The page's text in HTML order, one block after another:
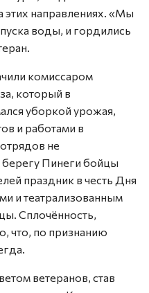
этих направлениях. «Мы
воды, и гордились
комиссаром
который в
уборкой урожая,
и работами в
не
берегу Пинеги бойцы
праздник в честь Дня
и театрализованным
Сплочённость,
что, по признанию
ветеранов, став